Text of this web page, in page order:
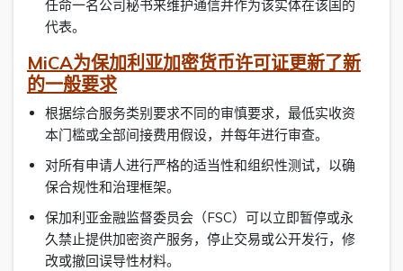
任命一名公司秘书来维护通信并作为该实体在该国的
代表。
MiCA为保加利亚加密货币许可证更新了新
的一般要求
根据综合服务类别要求不同的审慎要求，最低实收资
本门槛或全部间接费用假设，并每年进行审查。
对所有申请人进行严格的适当性和组织性测试，以确
保合规性和治理框架。
保加利亚金融监督委员会（FSC）可以立即暂停或永
久禁止提供加密资产服务，停止交易或公开发行，修
改或撤回误导性材料。